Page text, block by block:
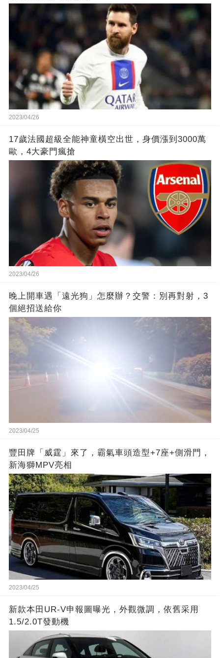
2023/04/26
17歲法國超級全能神童橫空出世，身價漲到3000萬
歐，4大豪門瘋搶
2023/04/26
晚上開車遇「遠光狗」怎麼辦？交警：別再對射，3
個絕招送給你
2023/04/25
豐田牌「威霆」來了，霸氣車頭造型+7座+側滑門，
新海獅MPV亮相
2023/04/25
新款本田UR-V申報圖曝光，外觀微調，依舊采用
1.5/2.0T發動機